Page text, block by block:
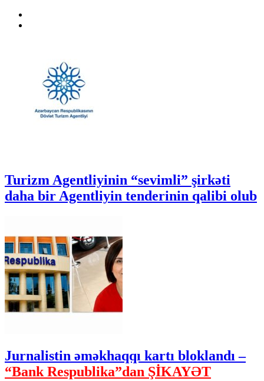
Turizm Agentliyinin “sevimli” şirkəti
daha bir Agentliyin tenderinin qalibi olub
Jurnalistin əməkhaqqı kartı bloklandı –
“Bank Respublika”dan ŞİKAYƏT